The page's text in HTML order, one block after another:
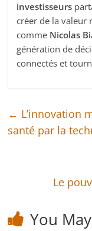
investisseurs
créer de la valeur
comme Nicolas
génération de
connectés et
← L’innovation
santé par la
Le
You